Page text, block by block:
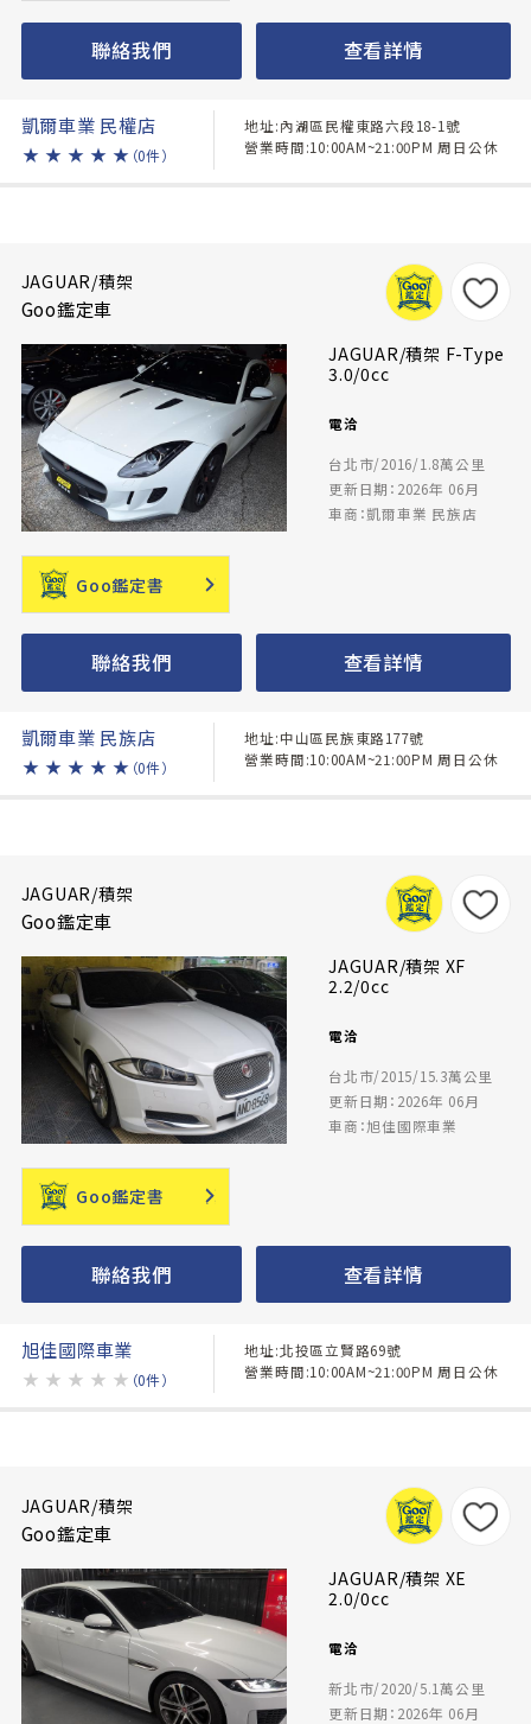
聯絡我們 查看詳情
凱爾車業 民權店
★ ★ ★ ★ ★ （0件）
地址:內湖區民權東路六段18-1號
營業時間:10:00AM~21:00PM 周日公休
JAGUAR/積架
Goo鑑定車
JAGUAR/積架 F-Type
3.0/0cc
電洽
台北市/2016/1.8萬公里
更新日期：2026年 06月
車商：凱爾車業 民族店
Goo鑑定書
聯絡我們 查看詳情
凱爾車業 民族店
★ ★ ★ ★ ★ （0件）
地址:中山區民族東路177號
營業時間:10:00AM~21:00PM 周日公休
JAGUAR/積架
Goo鑑定車
JAGUAR/積架 XF
2.2/0cc
電洽
台北市/2015/15.3萬公里
更新日期：2026年 06月
車商：旭佳國際車業
Goo鑑定書
聯絡我們 查看詳情
旭佳國際車業
★ ★ ★ ★ ★ （0件）
地址:北投區立賢路69號
營業時間:10:00AM~21:00PM 周日公休
JAGUAR/積架
Goo鑑定車
JAGUAR/積架 XE
2.0/0cc
電洽
新北市/2020/5.1萬公里
更新日期：2026年 06月